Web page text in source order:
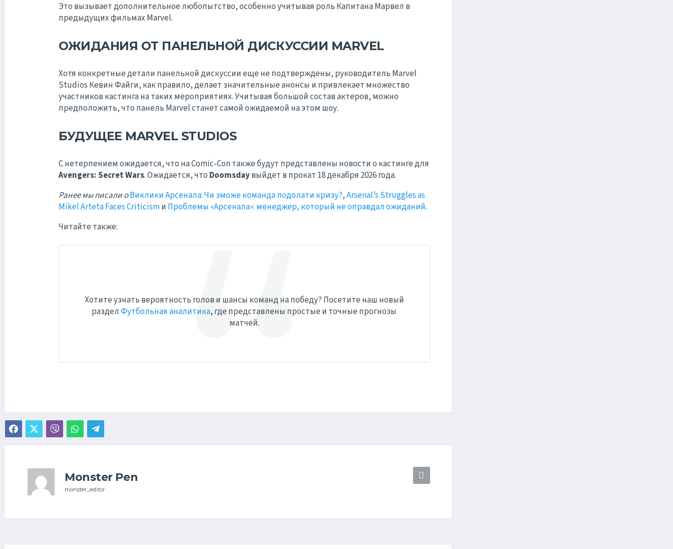
Это вызывает дополнительное любопытство, особенно учитывая роль Капитана Марвел в
предыдущих фильмах Marvel.
ОЖИДАНИЯ ОТ ПАНЕЛЬНОЙ ДИСКУССИИ MARVEL
Хотя конкретные детали панельной дискуссии еще не подтверждены, руководитель Marvel
Studios Кевин Файги, как правило, делает значительные анонсы и привлекает множество
участников кастинга на таких мероприятиях. Учитывая большой состав актеров, можно
предположить, что панель Marvel станет самой ожидаемой на этом шоу.
БУДУЩЕЕ MARVEL STUDIOS
С нетерпением ожидается, что на Comic-Con также будут представлены новости о кастинге для
Avengers: Secret Wars. Ожидается, что Doomsdayвыйдет в прокат 18 декабря 2026 года.
Ранее мы писали оВиклики Арсенала: Чи зможе команда подолати кризу?,Arsenal’s Struggles as
Mikel Arteta Faces Criticismи Проблемы «Арсенала»: менеджер, который не оправдал ожиданий.
Читайте также:
Хотите узнать вероятность голов и шансы команд на победу? Посетите наш новый
разделФутбольная аналитика, где представлены простые и точные прогнозы
матчей.
Monster Pen
monster_editor